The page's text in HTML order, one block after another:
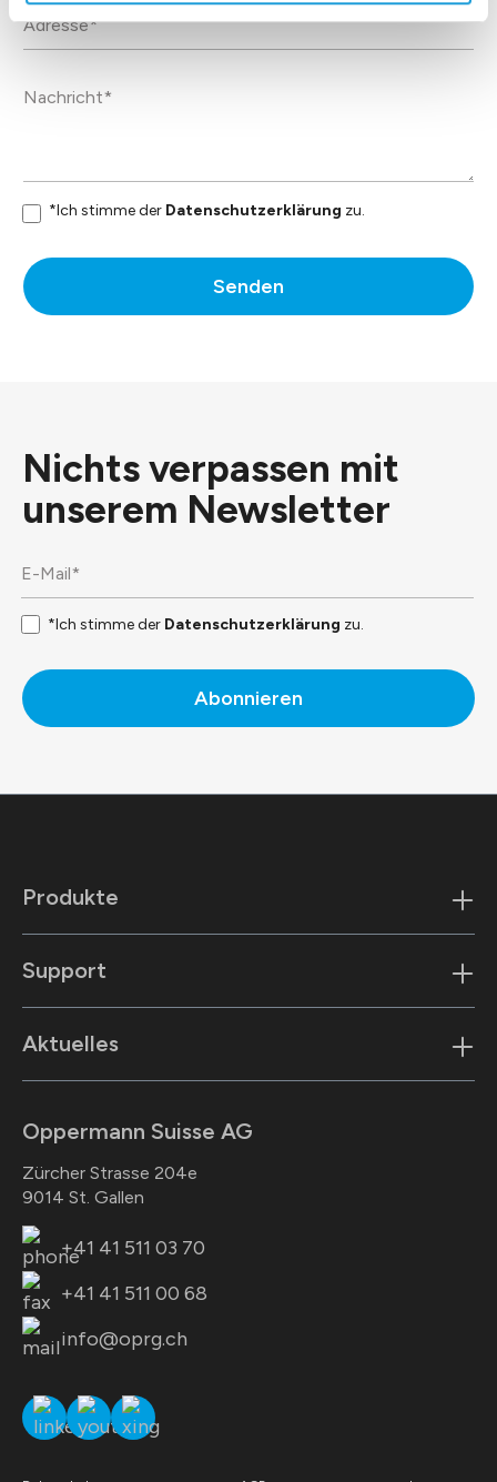
*Ich stimme der Datenschutzerklärung zu.
Senden
Nichts verpassen mit
unserem Newsletter
*Ich stimme der Datenschutzerklärung zu.
Abonnieren
Oppermann Suisse AG
Zürcher Strasse 204e
9014 St. Gallen
+41 41 511 03 70
+41 41 511 00 68
info@oprg.ch
Produkte
Support
Aktuelles